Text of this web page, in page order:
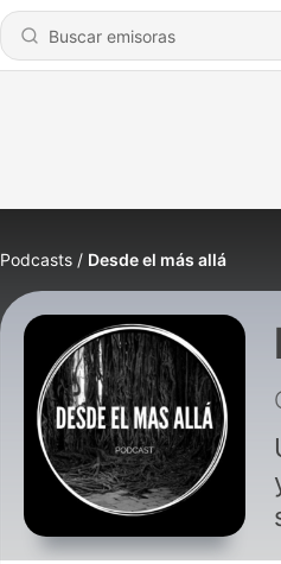
Podcasts Desde el más allá